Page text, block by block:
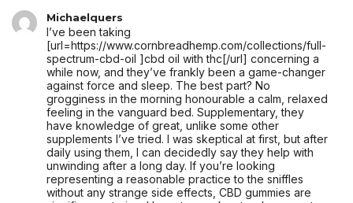
Michaelquers
I’ve been taking
[url=https://www.cornbreadhemp.com/collections/full-
spectrum-cbd-oil ]cbd oil with thc[/url] concerning a
while now, and they’ve frankly been a game-changer
against force and sleep. The best part? No
grogginess in the morning honourable a calm, relaxed
feeling in the vanguard bed. Supplementary, they
have knowledge of great, unlike some other
supplements I’ve tried. I was skeptical at first, but after
daily using them, I can decidedly say they help with
unwinding after a long day. If you’re looking
representing a reasonable practice to the sniffles
without any strange side effects, CBD gummies are